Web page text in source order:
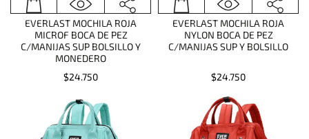
EVERLAST MOCHILA ROJA
MICROF BOCA DE PEZ
C/MANIJAS SUP BOLSILLO Y
MONEDERO
$24.750
EVERLAST MOCHILA ROJA
NYLON BOCA DE PEZ
C/MANIJAS SUP Y BOLSILLO
$24.750